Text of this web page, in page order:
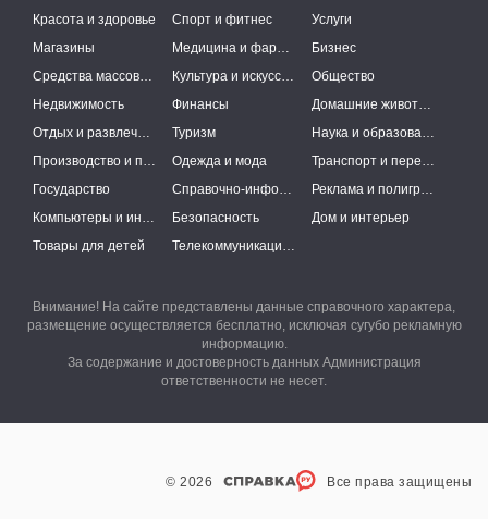
Красота и здоровье
Спорт и фитнес
Услуги
Магазины
Медицина и фармацевтика
Бизнес
Средства массовой информации
Культура и искусство
Общество
Недвижимость
Финансы
Домашние животные
Отдых и развлечения
Туризм
Наука и образование
Производство и поставки
Одежда и мода
Транспорт и перевозки
Государство
Справочно-информационные системы
Реклама и полиграфия
Компьютеры и интернет
Безопасность
Дом и интерьер
Товары для детей
Телекоммуникации и связь
Внимание! На сайте представлены данные справочного характера,
размещение осуществляется бесплатно, исключая сугубо рекламную
информацию.
За содержание и достоверность данных Администрация
ответственности не несет.
© 2026 Все права защищены